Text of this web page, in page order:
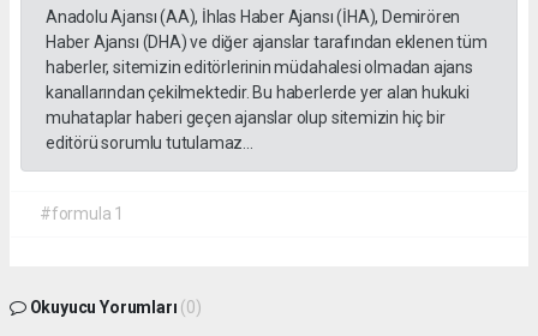
Anadolu Ajansı (AA), İhlas Haber Ajansı (İHA), Demirören
Haber Ajansı (DHA) ve diğer ajanslar tarafından eklenen tüm
haberler, sitemizin editörlerinin müdahalesi olmadan ajans
kanallarından çekilmektedir. Bu haberlerde yer alan hukuki
muhataplar haberi geçen ajanslar olup sitemizin hiç bir
editörü sorumlu tutulamaz...
#formula 1
Okuyucu Yorumları (0)